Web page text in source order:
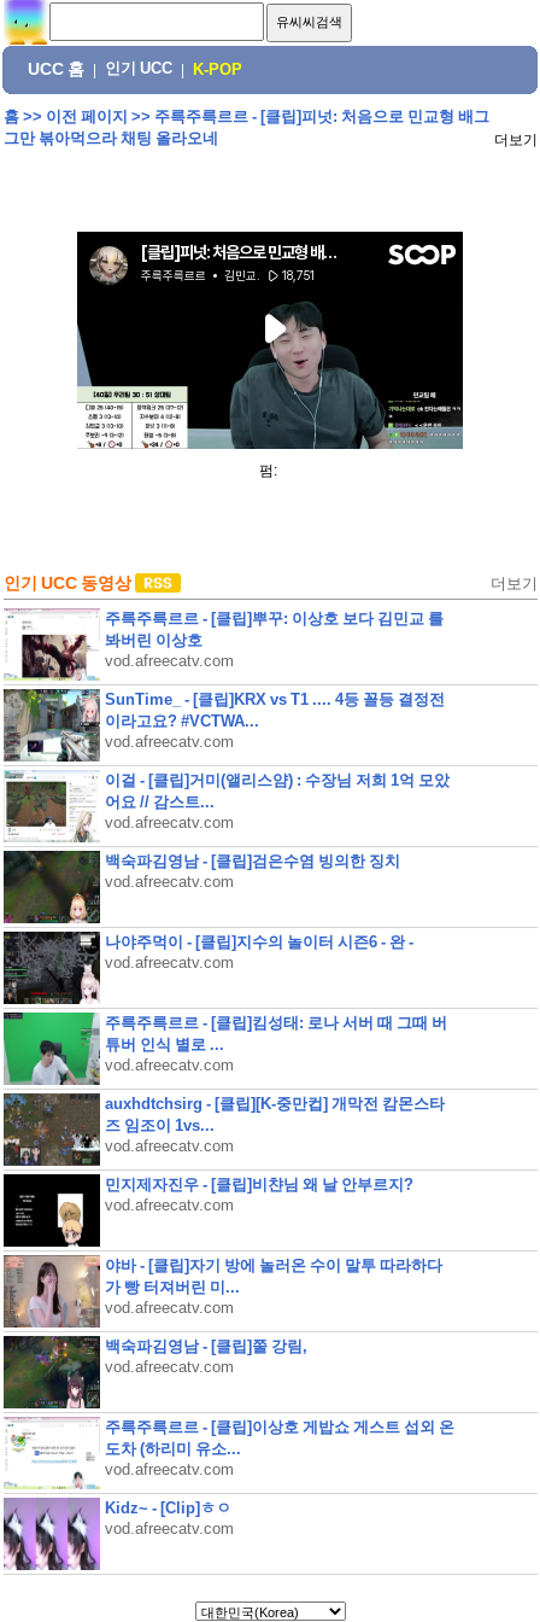
UCC 홈 인기 UCC K-POP
홈>> 이전 페이지 >> 주륵주륵르르 - [클립]피넛: 처음으로 민교형 배그
그만 볶아먹으라 채팅 올라오네
더보기
펌:
인기 UCC 동영상 더보기
주륵주륵르르 - [클립]뿌꾸: 이상호 보다 김민교 를
봐버린 이상호
vod.afreecatv.com
SunTime_ - [클립]KRX vs T1 .... 4등 꼴등 결정전
이라고요? #VCTWA...
vod.afreecatv.com
이걸 - [클립]거미(앨리스얌) : 수장님 저희 1억 모았
어요 // 감스트...
vod.afreecatv.com
백숙파김영남 - [클립]검은수염 빙의한 징치
vod.afreecatv.com
나야주먹이 - [클립]지수의 놀이터 시즌6 - 완 -
vod.afreecatv.com
주륵주륵르르 - [클립]킴성태: 로나 서버 때 그때 버
튜버 인식 별로 ...
vod.afreecatv.com
auxhdtchsirg - [클립][K-중만컵] 개막전 캄몬스타
즈 임조이 1vs...
vod.afreecatv.com
민지제자진우 - [클립]비챤님 왜 날 안부르지?
vod.afreecatv.com
야바 - [클립]자기 방에 놀러온 수이 말투 따라하다
가 빵 터져버린 미...
vod.afreecatv.com
백숙파김영남 - [클립]쭐 강림,
vod.afreecatv.com
주륵주륵르르 - [클립]이상호 게밥쇼 게스트 섭외 온
도차 (하리미 유소...
vod.afreecatv.com
Kidz~ - [Clip]ㅎㅇ
vod.afreecatv.com